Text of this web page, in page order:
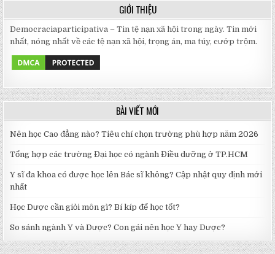
GIỚI THIỆU
Democraciaparticipativa – Tin tệ nạn xã hội trong ngày. Tin mới
nhất, nóng nhất về các tệ nạn xã hội, trọng án, ma túy, cướp trộm.
BÀI VIẾT MỚI
Nên học Cao đẳng nào? Tiêu chí chọn trường phù hợp năm 2026
Tổng hợp các trường Đại học có ngành Điều dưỡng ở TP.HCM
Y sĩ đa khoa có được học lên Bác sĩ không? Cập nhật quy định mới
nhất
Học Dược cần giỏi môn gì? Bí kíp để học tốt?
So sánh ngành Y và Dược? Con gái nên học Y hay Dược?